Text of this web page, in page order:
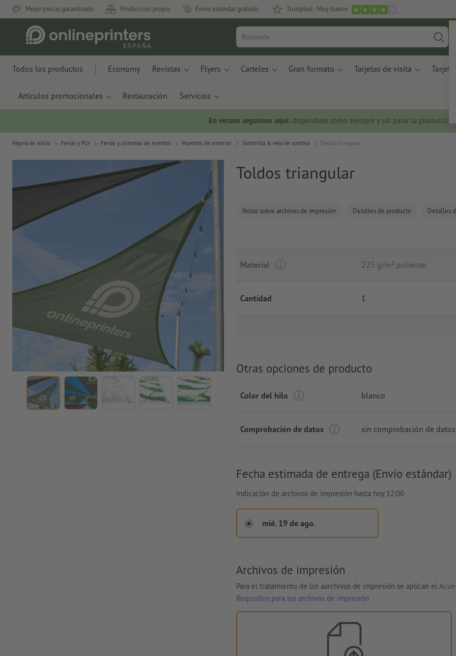
Mejor precio garantizado Producción propia Envío estándar gratuito Trustpilot - Muy bueno
Todos los productos Economy Revistas Flyers Carteles Gran formato Tarjetas de visita Tarjetas
Artículos promocionales Restauración Servicios
En verano seguimos aquí: disponibles como siempre y sin parar la producción.
Página de inicio Ferias y PLV Ferias y sistemas de eventos Muebles de exterior Sombrilla & vela de sombra Toldos triangular
Toldos triangular
Notas sobre archivos de impresión Detalles de producto Detalles
Material 225 g/m² poliéster
Cantidad 1
Otras opciones de producto
Color del hilo blanco
Comprobación de datos sin comprobación de datos
Fecha estimada de entrega (Envío estándar)
Indicación de archivos de impresión hasta hoy 12:00
mié. 19 de ago.
Archivos de impresión
Para el tratamiento de los aarchivos de impresión se aplican el
Requisitos para los archivos de impresión